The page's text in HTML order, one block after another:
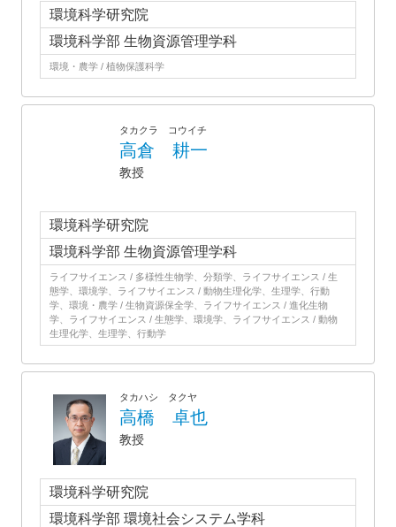
環境科学研究院
環境科学部 生物資源管理学科
環境・農学 / 植物保護科学
タカクラ コウイチ
高倉 耕一
教授
環境科学研究院
環境科学部 生物資源管理学科
ライフサイエンス / 多様性生物学、分類学、ライフサイエンス / 生
態学、環境学、ライフサイエンス / 動物生理化学、生理学、行動
学、環境・農学 / 生物資源保全学、ライフサイエンス / 進化生物
学、ライフサイエンス / 生態学、環境学、ライフサイエンス / 動物
生理化学、生理学、行動学
タカハシ タクヤ
高橋 卓也
教授
環境科学研究院
環境科学部 環境社会システム学科